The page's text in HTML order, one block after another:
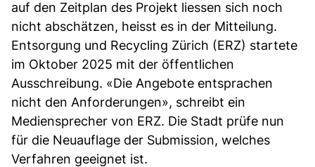
auf den Zeitplan des Projekt liessen sich noch
nicht abschätzen, heisst es in der Mitteilung.
Entsorgung und Recycling Zürich (ERZ) startete
im Oktober 2025 mit der öffentlichen
Ausschreibung. «Die Angebote entsprachen
nicht den Anforderungen», schreibt ein
Mediensprecher von ERZ. Die Stadt prüfe nun
für die Neuauflage der Submission, welches
Verfahren geeignet ist.